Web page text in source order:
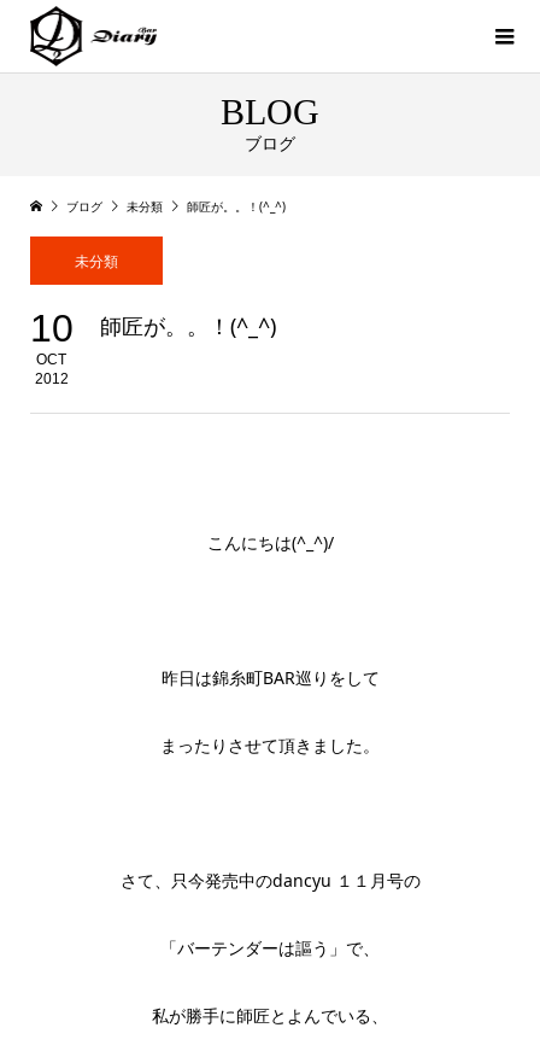
BLOG
ブログ
ブログ 未分類 師匠が。。！(^_^)
未分類
10
OCT
2012
師匠が。。！(^_^)
こんにちは(^_^)/
昨日は錦糸町BAR巡りをして
まったりさせて頂きました。
さて、只今発売中のdancyu １１月号の
「バーテンダーは謳う」で、
私が勝手に師匠とよんでいる、